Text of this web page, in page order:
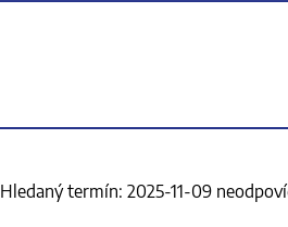
Hledaný termín: 2025-11-09